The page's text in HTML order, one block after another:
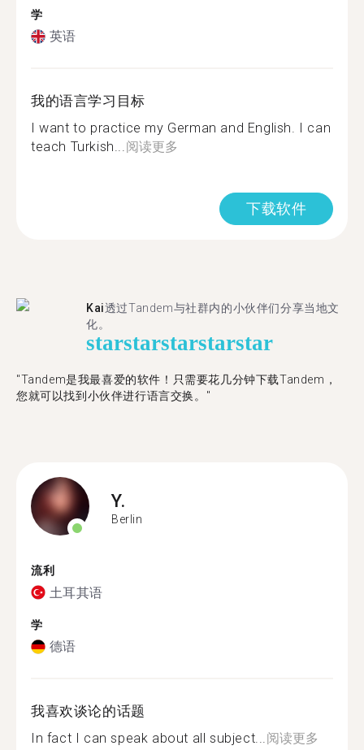
学
英语
我的语言学习目标
I want to practice my German and English. I can
teach Turkish...阅读更多
下载软件
Kai透过Tandem与社群内的小伙伴们分享当地文
化。
starstarstarstarstar
"Tandem是我最喜爱的软件！只需要花几分钟下载Tandem，
您就可以找到小伙伴进行语言交换。"
Y.
Berlin
流利
土耳其语
学
德语
我喜欢谈论的话题
In fact I can speak about all subject...阅读更多